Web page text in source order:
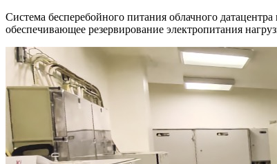
Система бесперебойного питания облачного
обеспечивающее резервирование электропитания